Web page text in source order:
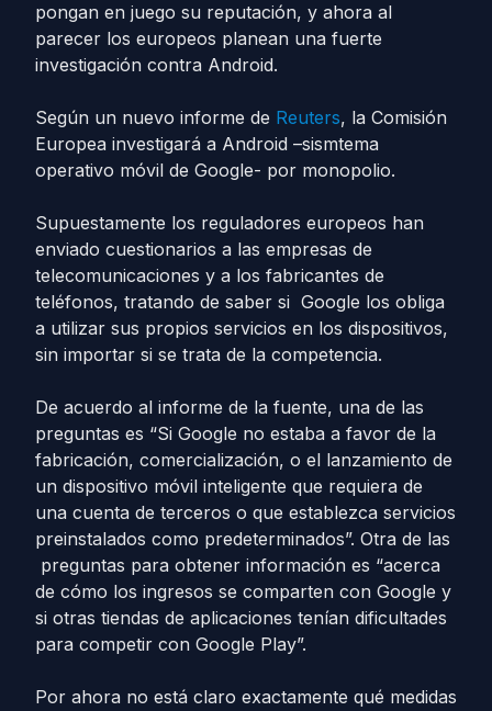
pongan en juego su reputación, y ahora al
parecer los europeos planean una fuerte
investigación contra Android.
Según un nuevo informe de Reuters, la Comisión
Europea investigará a Android –sismtema
operativo móvil de Google- por monopolio.
Supuestamente los reguladores europeos han
enviado cuestionarios a las empresas de
telecomunicaciones y a los fabricantes de
teléfonos, tratando de saber si Google los obliga
a utilizar sus propios servicios en los dispositivos,
sin importar si se trata de la competencia.
De acuerdo al informe de la fuente, una de las
preguntas es “Si Google no estaba a favor de la
fabricación, comercialización, o el lanzamiento de
un dispositivo móvil inteligente que requiera de
una cuenta de terceros o que establezca servicios
preinstalados como predeterminados”. Otra de las
preguntas para obtener información es “acerca
de cómo los ingresos se comparten con Google y
si otras tiendas de aplicaciones tenían dificultades
para competir con Google Play”.
Por ahora no está claro exactamente qué medidas